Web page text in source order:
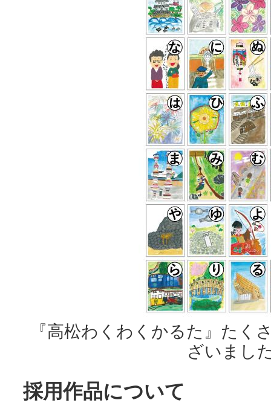
『高松わくわくかるた』たく
ざいまし
採用作品について